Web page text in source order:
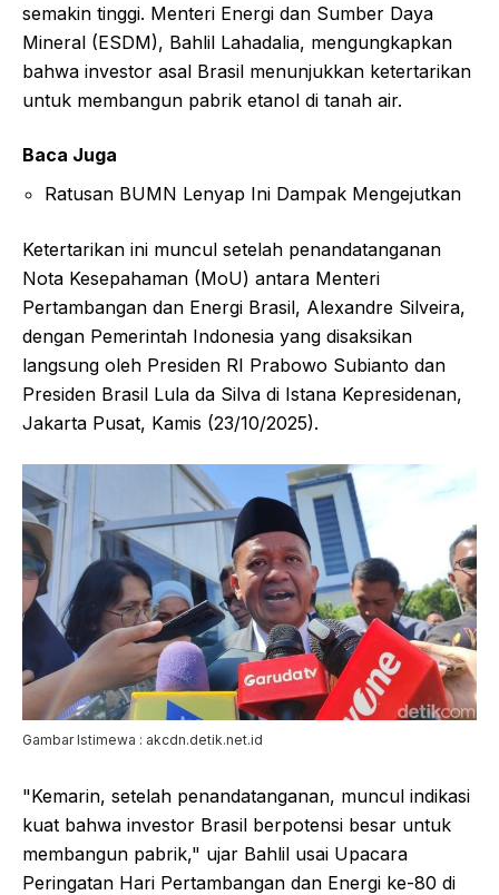
semakin tinggi. Menteri Energi dan Sumber Daya
Mineral (ESDM), Bahlil Lahadalia, mengungkapkan
bahwa investor asal Brasil menunjukkan ketertarikan
untuk membangun pabrik etanol di tanah air.
Baca Juga
Ratusan BUMN Lenyap Ini Dampak Mengejutkan
Ketertarikan ini muncul setelah penandatanganan
Nota Kesepahaman (MoU) antara Menteri
Pertambangan dan Energi Brasil, Alexandre Silveira,
dengan Pemerintah Indonesia yang disaksikan
langsung oleh Presiden RI Prabowo Subianto dan
Presiden Brasil Lula da Silva di Istana Kepresidenan,
Jakarta Pusat, Kamis (23/10/2025).
Gambar Istimewa : akcdn.detik.net.id
"Kemarin, setelah penandatanganan, muncul indikasi
kuat bahwa investor Brasil berpotensi besar untuk
membangun pabrik," ujar Bahlil usai Upacara
Peringatan Hari Pertambangan dan Energi ke-80 di